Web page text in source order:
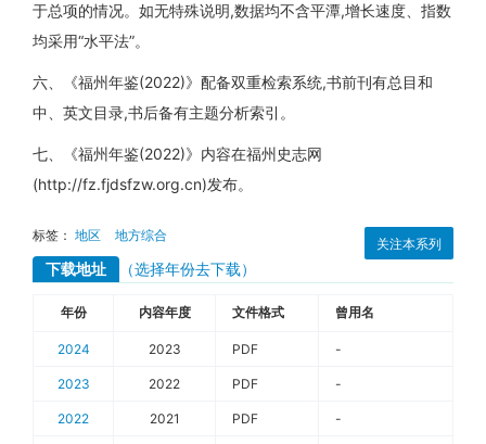
于总项的情况。如无特殊说明,数据均不含平潭,增长速度、指数
均采用“水平法”。
六、《福州年鉴(2022)》配备双重检索系统,书前刊有总目和
中、英文目录,书后备有主题分析索引。
七、《福州年鉴(2022)》内容在福州史志网
(http://fz.fjdsfzw.org.cn)发布。
关注本系列
标签： 地区 地方综合
下载地址 （选择年份去下载）
年份 内容年度 文件格式 曾用名
2024 2023 PDF -
2023 2022 PDF -
2022 2021 PDF -